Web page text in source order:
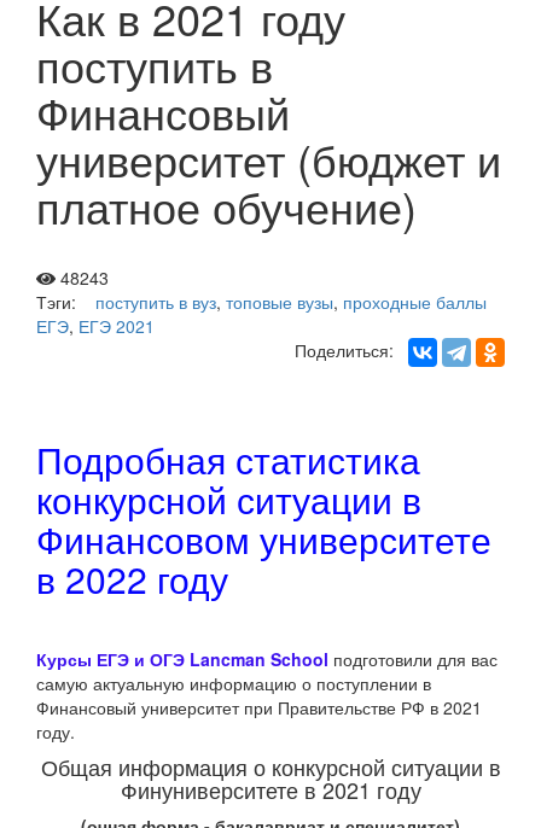
Как в 2021 году
поступить в
Финансовый
университет (бюджет и
платное обучение)
48243
Тэги:
поступить в вуз, топовые вузы, проходные баллы
ЕГЭ, ЕГЭ 2021
Поделиться:
Подробная статистика
конкурсной ситуации в
Финансовом университете
в 2022 году
Курсы ЕГЭ и ОГЭ Lancman School подготовили для вас
самую актуальную информацию о поступлении в
Финансовый университет при Правительстве РФ в 2021
году.
Общая информация о конкурсной ситуации в
Финуниверситете в 2021 году